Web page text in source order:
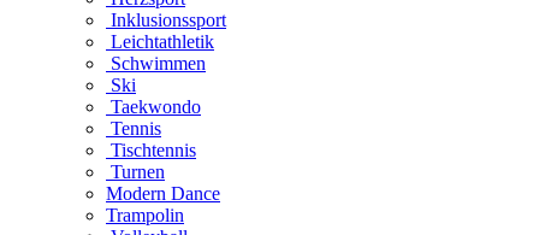
Inklusionssport
Leichtathletik
Schwimmen
Ski
Taekwondo
Tennis
Tischtennis
Turnen
Modern Dance
Trampolin